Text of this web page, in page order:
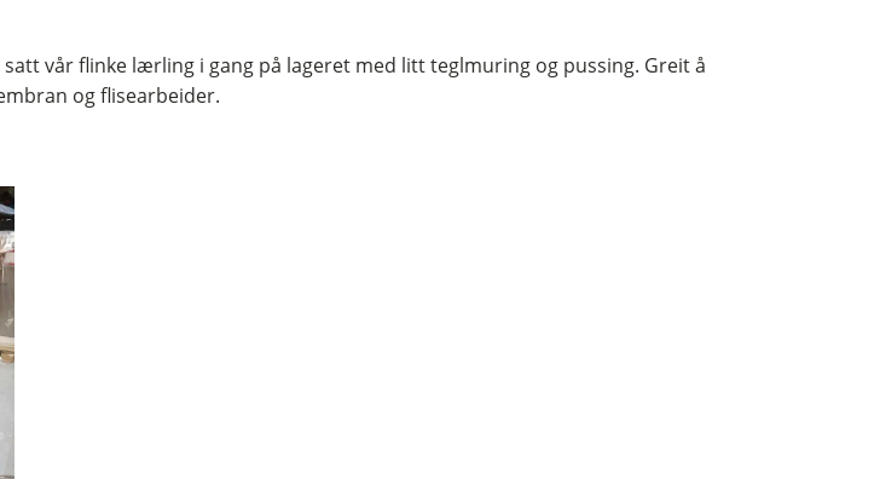
vår flinke lærling i gang på lageret med litt teglmuring og pussing. Greit å
og flisearbeider.